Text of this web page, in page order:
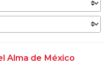
Alma de México